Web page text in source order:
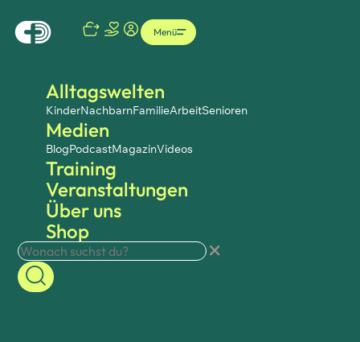
Alltagswelten
KinderNachbarnFamilieArbeitSenioren
Medien
BlogPodcastMagazinVideos
Training
Veranstaltungen
Über uns
Shop
Menü